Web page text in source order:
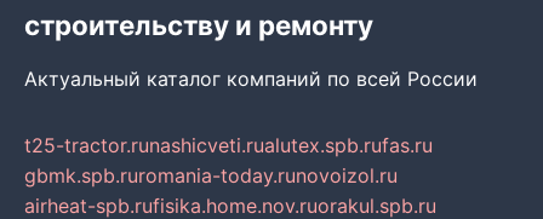
строительству и ремонту
Актуальный каталог компаний по всей России
t25-tractor.runashicveti.rualutex.spb.rufas.ru
gbmk.spb.ruromania-today.runovoizol.ru
airheat-spb.rufisika.home.nov.ruorakul.spb.ru